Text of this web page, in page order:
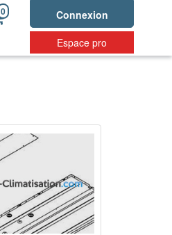
Connexion
Espace pro
0